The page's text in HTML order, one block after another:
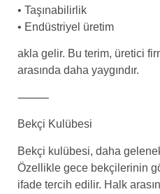
• Taşınabilirlik
• Endüstriyel üretim
akla gelir. Bu terim, üretici
arasında daha yaygındır.
⸻
Bekçi Kulübesi
Bekçi kulübesi, daha
Özellikle gece bekçilerinin
ifade tercih edilir. Halk